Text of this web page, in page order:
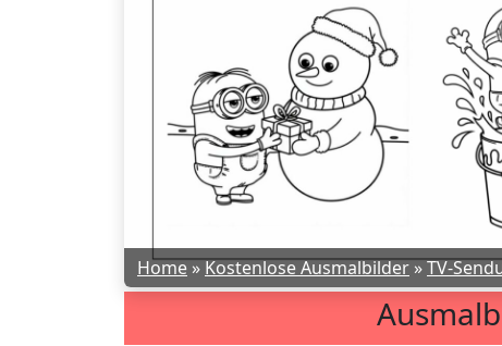
Home»Kostenlose Ausmalbilder»TV-